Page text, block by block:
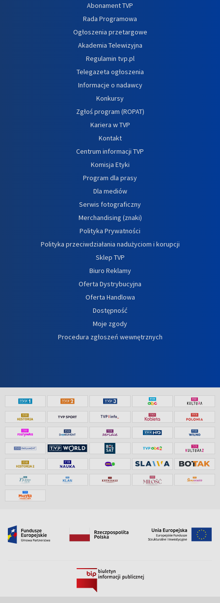
Abonament TVP
Rada Programowa
Ogłoszenia przetargowe
Akademia Telewizyjna
Regulamin tvp.pl
Telegazeta ogłoszenia
Informacje o nadawcy
Konkursy
Zgłoś program (ROPAT)
Kariera w TVP
Kontakt
Centrum informacji TVP
Komisja Etyki
Program dla prasy
Dla mediów
Serwis fotograficzny
Merchandising (znaki)
Polityka Prywatności
Polityka przeciwdziałania nadużyciom i korupcji
Sklep TVP
Biuro Reklamy
Oferta Dystrybucyjna
Oferta Handlowa
Dostępność
Moje zgody
Procedura zgłoszeń wewnętrznych